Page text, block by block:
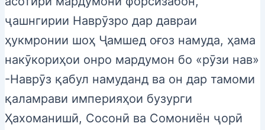
ҷашнгирии Наврӯзро дар давраи
ҳукмронии шоҳ Ҷамшед оғоз намуда, ҳама
накӯкориҳои онро мардумон бо «рӯзи нав»
-Наврӯз қабул намуданд ва он дар тамоми
қаламрави империяҳои бузурги
Ҳахоманишӣ, Сосонӣ ва Сомониён ҷорӣ